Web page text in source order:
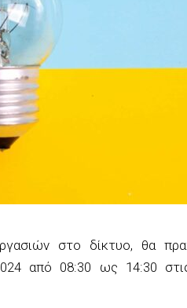
στο δίκτυο, θα
από 08:30 ως 14:30